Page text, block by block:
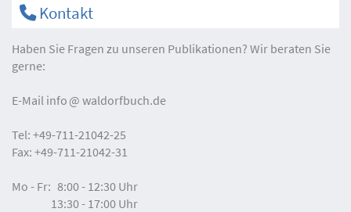
Kontakt
Haben Sie Fragen zu unseren Publikationen? Wir beraten Sie
gerne:
E-Mail info waldorfbuch.de
Tel: +49-711-21042-25
Fax: +49-711-21042-31
Mo - Fr: 8:00 - 12:30 Uhr
13:30 - 17:00 Uhr